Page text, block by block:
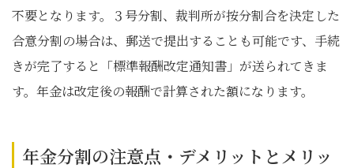
不要となります。３号分割、裁判所が按分割合を決定した
合意分割の場合は、郵送で提出することも可能です、手続
きが完了すると「標準報酬改定通知書」が送られてきま
す。年金は改定後の報酬で計算された額になります。
年金分割の注意点・デメリットとメリッ